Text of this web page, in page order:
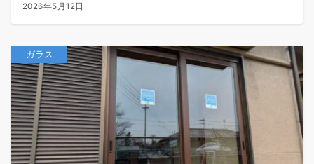
2026年5月12日
ガラス